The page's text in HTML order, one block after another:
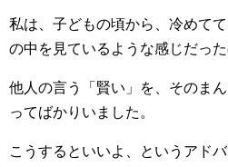
私は、子どもの頃から、冷めて
の中を見ているような感じだった
他人の言う「賢い」を、そのま
ってばかりいました。
こうするといいよ、というアド